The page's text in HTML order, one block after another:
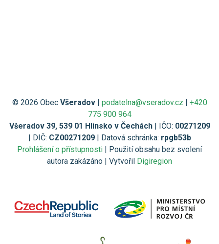
© 2026 Obec Všeradov| podatelna@vseradov.cz | +420
775 900 964
Všeradov 39, 539 01 Hlinsko v Čechách| IČO: 00271209
| DIČ: CZ00271209| Datová schránka: rpgb53b
Prohlášení o přístupnosti | Použití obsahu bez svolení
autora zakázáno | Vytvořil Digiregion